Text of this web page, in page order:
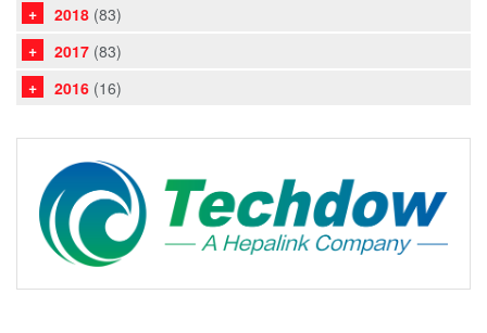
2018 (83)
2017 (83)
2016 (16)